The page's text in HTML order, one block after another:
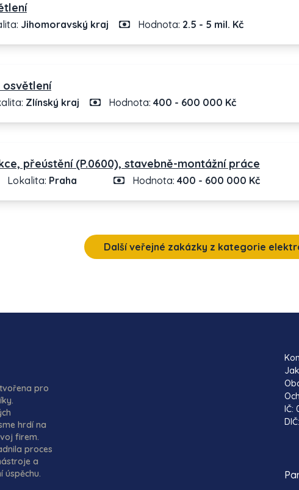
Jihomoravský kraj Hodnota: 2.5 - 5 mil. Kč
osvětlení
Zlínský kraj Hodnota: 400 - 600 000 Kč
přeústění (P.0600), stavebně-montážní práce
Lokalita: Praha Hodnota: 400 - 600 000 Kč
Další veřejné zakázky z kategorie
pro
hrdí na
firem.
proces
a
úspěchu.
IČ: